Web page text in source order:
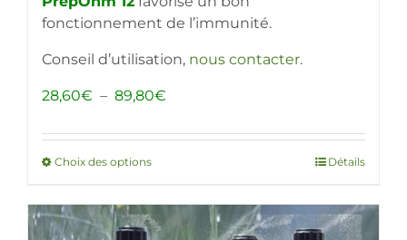
fonctionnement de l’immunité.
Conseil d’utilisation, nous contacter.
28,60€ – 89,80€
prix :
89,80€
Choix des optionsCe
a
plusieurs
Détails